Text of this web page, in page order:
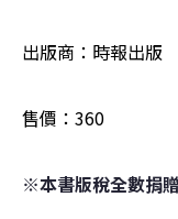
出版商：時報出版
售價：360
※本書版稅全數捐